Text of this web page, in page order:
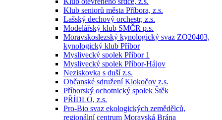
Klub seniorů města Příbora, z.s.
Lašský dechový orchestr, z.s.
Modelářský klub SMČR p.s.
Moravskoslezský kynologický svaz ZO20403,
kynologický klub Příbor
Myslivecký spolek Příbor 1
Myslivecký spolek Příbor-Hájov
Neziskovka s duší z.s.
Občanské sdružení Klokočov z.s.
Příborský ochotnický spolek Štěk
PŘÍDLO, z.s.
Pro-Bio svaz ekologických zemědělců,
regionální centrum Moravská Brána